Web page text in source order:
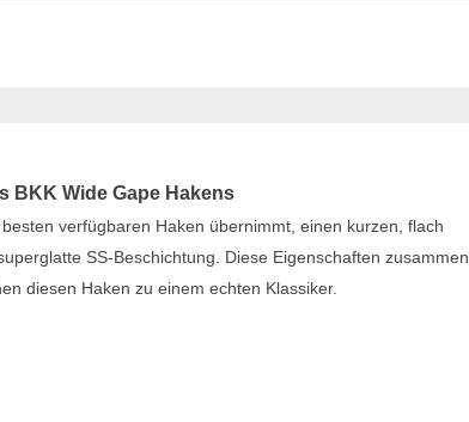
BKK Wide Gape Hakens
verfügbaren Haken übernimmt, einen kurzen, flach
SS-Beschichtung. Diese Eigenschaften zusammen
diesen Haken zu einem echten Klassiker.